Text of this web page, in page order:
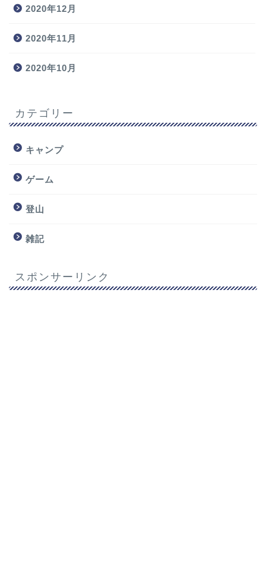
2020年12月
2020年11月
2020年10月
カテゴリー
キャンプ
ゲーム
登山
雑記
スポンサーリンク